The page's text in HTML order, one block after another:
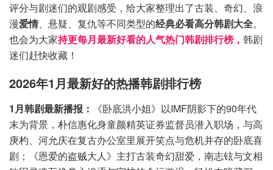
评分与剧迷们的观剧感受，给大家整理出了古装、奇幻、浪
漫爱情、悬疑、复仇等不同类型的经典必看高分韩剧大全。
也会为大家持更每月最新好看的人气热门韩剧排行榜 ， 韩剧
迷们赶快收藏！
2026年1月最新好的热播韩剧排行榜
1月韩剧最新播报：
《卧底洪小姐》以IMF阴影下的90年代
末为背景，朴信惠化身童颜精英证券监督员潜入职场，与高
庚杓、河允庆在复古办公室里展开笑点与危机并存的卧底喜
剧；《恩爱的盗贼大人》主打古装奇幻甜爱，南志铉与文相